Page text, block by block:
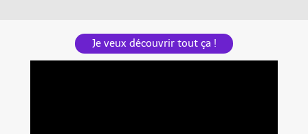
Je veux découvrir tout ça !